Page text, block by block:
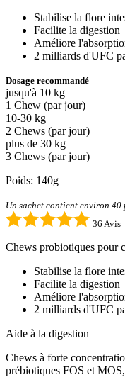
Stabilise la flore
Facilite la digestion
Améliore
2 milliards d'UFC
Dosage recommandé
jusqu'à 10 kg
1 Chew (par jour)
10-30 kg
2 Chews (par jour)
plus de 30 kg
3 Chews (par jour)
Poids: 140g
Un sachet contient environ 40
36 Avis
Chews probiotiques pour
Stabilise la flore
Facilite la digestion
Améliore
2 milliards d'UFC
Aide à la digestion
Chews à forte
prébiotiques FOS et